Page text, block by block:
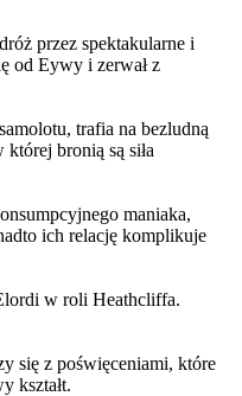
przez spektakularne i
od Eywy i zerwał z
trafia na bezludną
bronią są siła
maniaka,
ich relację komplikuje
w roli Heathcliffa.
się z poświęceniami, które
kształt.